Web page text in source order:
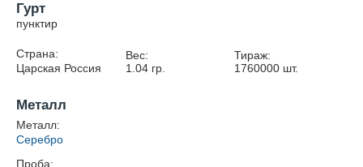
Гурт
пунктир
Страна:
Царская Россия
Вес:
1.04гр.
Тираж:
1760000 шт.
Металл
Металл:
Серебро
Проба: